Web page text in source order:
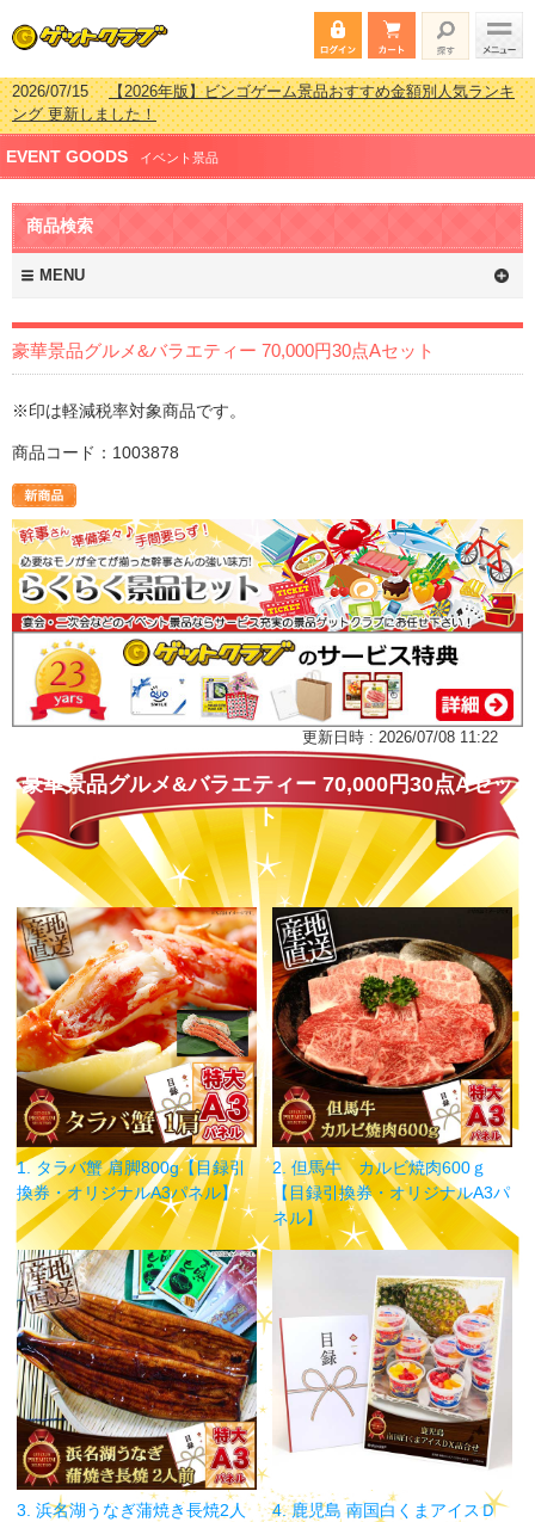
2026/07/15【2026年版】ビンゴゲーム景品おすすめ金額別人気ランキ
ング 更新しました！
2026/04/03【2026年版】ゴルフコンペ景品 3000円未満［2000円～
2999円編］もらってうれしい人気ラ…
2026/02/16【2026年版】結婚式の二次会で貰って嬉しい景品とは？ 更
新しました！
2026/02/03
2999円編］もらってうれしい人気ラ…
EVENT GOODS イベント景品
商品検索
MENU
豪華景品グルメ&バラエティー 70,000円30点Aセット
※印は軽減税率対象商品です。
商品コード：1003878
更新日時 : 2026/07/08 11:22
豪華景品グルメ&バラエティー 70,000円30点Aセッ
ト
1. タラバ蟹 肩脚800g【目録引
換券・オリジナルA3パネル】
2. 但馬牛 カルビ焼肉600ｇ
【目録引換券・オリジナルA3パ
ネル】
3. 浜名湖うなぎ蒲焼き長焼2人
4. 鹿児島 南国白くまアイスＤ